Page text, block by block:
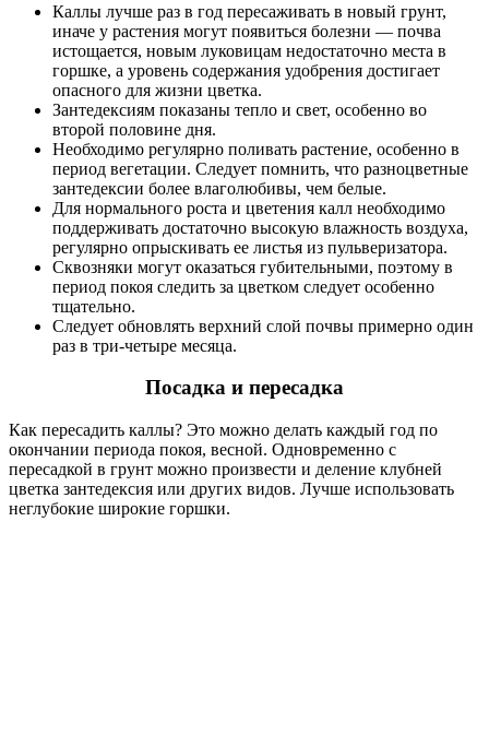
Каллы лучше раз в год пересаживать в новый грунт,
иначе у растения могут появиться болезни — почва
истощается, новым луковицам недостаточно места в
горшке, а уровень содержания удобрения достигает
опасного для жизни цветка.
Зантедексиям показаны тепло и свет, особенно во
второй половине дня.
Необходимо регулярно поливать растение, особенно в
период вегетации. Следует помнить, что разноцветные
зантедексии более влаголюбивы, чем белые.
Для нормального роста и цветения калл необходимо
поддерживать достаточно высокую влажность воздуха,
регулярно опрыскивать ее листья из пульверизатора.
Сквозняки могут оказаться губительными, поэтому в
период покоя следить за цветком следует особенно
тщательно.
Следует обновлять верхний слой почвы примерно один
раз в три-четыре месяца.
Посадка и пересадка
Как пересадить каллы? Это можно делать каждый год по
окончании периода покоя, весной. Одновременно с
пересадкой в грунт можно произвести и деление клубней
цветка зантедексия или других видов. Лучше использовать
неглубокие широкие горшки.